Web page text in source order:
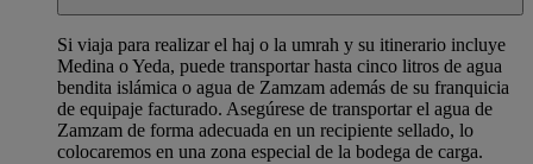
Si viaja para realizar el haj o la umrah y su itinerario incluye
Medina o Yeda, puede transportar hasta cinco litros de agua
bendita islámica o agua de Zamzam además de su franquicia
de equipaje facturado. Asegúrese de transportar el agua de
Zamzam de forma adecuada en un recipiente sellado, lo
colocaremos en una zona especial de la bodega de carga.